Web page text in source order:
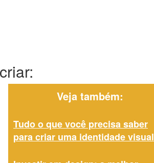
Veja também:
Tudo o que você precisa saber
para criar uma identidade visual